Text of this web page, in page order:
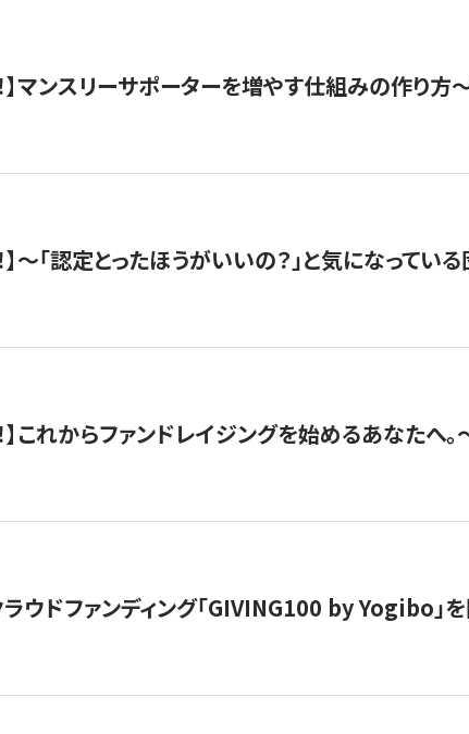
！】マンスリーサポーターを増やす仕組みの作り
】〜「認定とったほうがいいの？」と気になってい
】これからファンドレイジングを始めるあなたへ
ウドファンディング「GIVING100 by Yogibo」